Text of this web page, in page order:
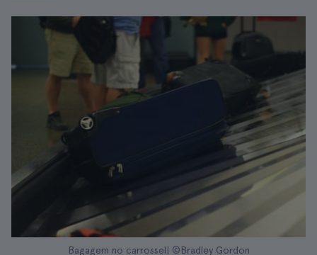
Bagagem no carrossel| ©Bradley Gordon